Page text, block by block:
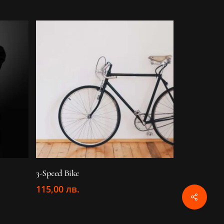
ДОБАВЯНЕ В КОЛИЧКАТА
3-Speed Bike
115,00лв.